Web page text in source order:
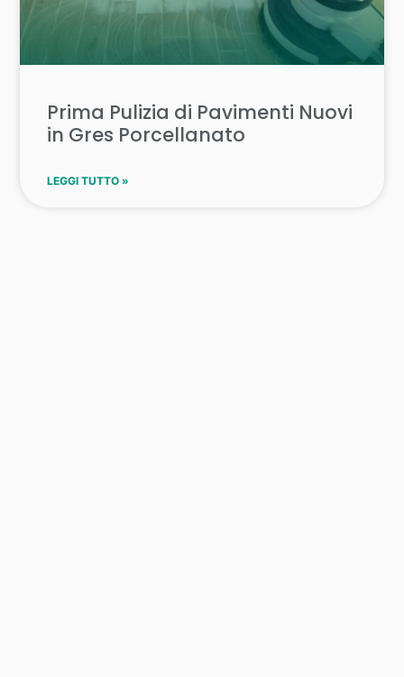
Prima Pulizia di Pavimenti Nuovi
in Gres Porcellanato
LEGGI TUTTO »